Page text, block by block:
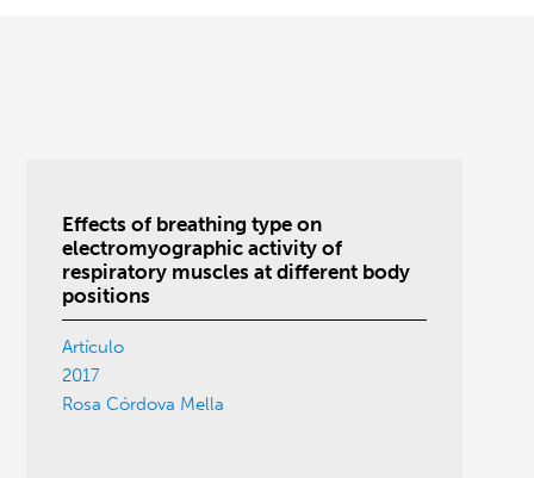
Effects of breathing type on
electromyographic activity of
respiratory muscles at different body
positions
Artículo
2017
Rosa Córdova Mella